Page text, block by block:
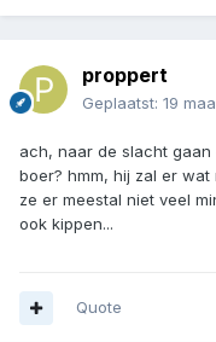
proppert
Geplaatst: 19
ach, naar de slacht
boer? hmm, hij zal er
ze er meestal niet veel
ook kippen...
Quote